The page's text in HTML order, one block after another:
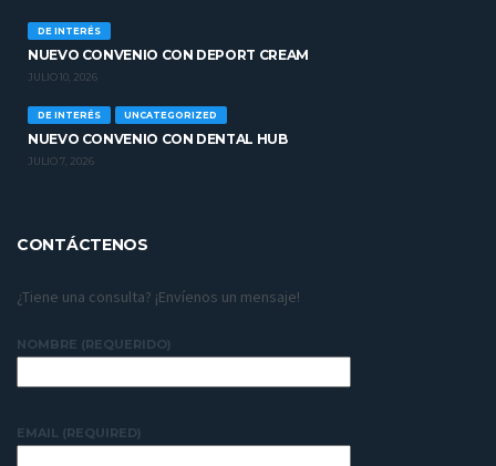
DE INTERÉS
NUEVO CONVENIO CON DEPORT CREAM
JULIO 10, 2026
DE INTERÉS UNCATEGORIZED
NUEVO CONVENIO CON DENTAL HUB
JULIO 7, 2026
CONTÁCTENOS
¿Tiene una consulta? ¡Envíenos un mensaje!
NOMBRE (REQUERIDO)
EMAIL (REQUIRED)